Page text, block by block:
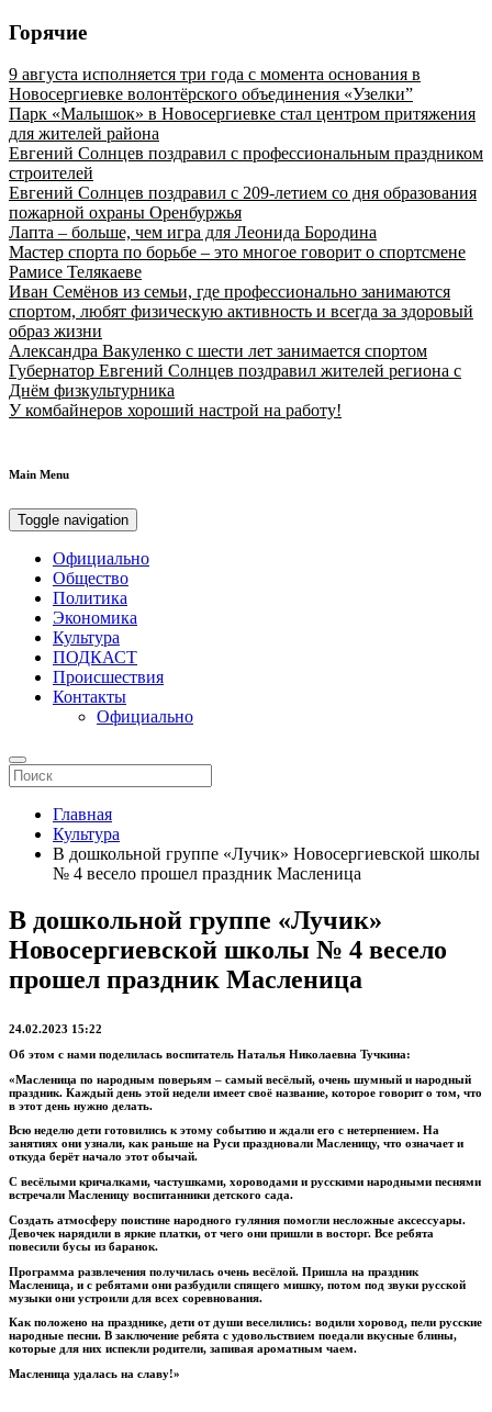
Горячие
9 августа исполняется три года с момента основания в
Новосергиевке волонтёрского объединения «Узелки”
Парк «Малышок» в Новосергиевке стал центром притяжения
для жителей района
Евгений Солнцев поздравил с профессиональным праздником
строителей
Евгений Солнцев поздравил с 209-летием со дня образования
пожарной охраны Оренбуржья
Лапта – больше, чем игра для Леонида Бородина
Мастер спорта по борьбе – это многое говорит о спортсмене
Рамисе Телякаеве
Иван Семёнов из семьи, где профессионально занимаются
спортом, любят физическую активность и всегда за здоровый
образ жизни
Александра Вакуленко с шести лет занимается спортом
Губернатор Евгений Солнцев поздравил жителей региона с
Днём физкультурника
У комбайнеров хороший настрой на работу!
Main Menu
Toggle navigation
Официально
Общество
Политика
Экономика
Культура
ПОДКАСТ
Происшествия
Контакты
Официально
Главная
Культура
В дошкольной группе «Лучик» Новосергиевской школы
№ 4 весело прошел праздник Масленица
В дошкольной группе «Лучик»
Новосергиевской школы № 4 весело
прошел праздник Масленица
24.02.2023 15:22
Об этом с нами поделилась воспитатель Наталья Николаевна Тучкина:
«Масленица по народным поверьям – самый весёлый, очень шумный и народный
праздник. Каждый день этой недели имеет своё название, которое говорит о том, что
в этот день нужно делать.
Всю неделю дети готовились к этому событию и ждали его с нетерпением. На
занятиях они узнали, как раньше на Руси праздновали Масленицу, что означает и
откуда берёт начало этот обычай.
С весёлыми кричалками, частушками, хороводами и русскими народными песнями
встречали Масленицу воспитанники детского сада.
Создать атмосферу поистине народного гуляния помогли несложные аксессуары.
Девочек нарядили в яркие платки, от чего они пришли в восторг. Все ребята
повесили бусы из баранок.
Программа развлечения получилась очень весёлой. Пришла на праздник
Масленица, и с ребятами они разбудили спящего мишку, потом под звуки русской
музыки они устроили для всех соревнования.
Как положено на празднике, дети от души веселились: водили хоровод, пели русские
народные песни. В заключение ребята с удовольствием поедали вкусные блины,
которые для них испекли родители, запивая ароматным чаем.
Масленица удалась на славу!»